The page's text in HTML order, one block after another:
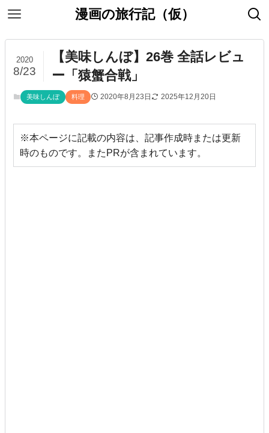
漫画の旅行記（仮）
【美味しんぼ】26巻 全話レビュ
ー「猿蟹合戦」
2020
8/23
美味しんぼ 料理 2020年8月23日 2025年12月20日
※本ページに記載の内容は、記事作成時または更新
時のものです。またPRが含まれています。